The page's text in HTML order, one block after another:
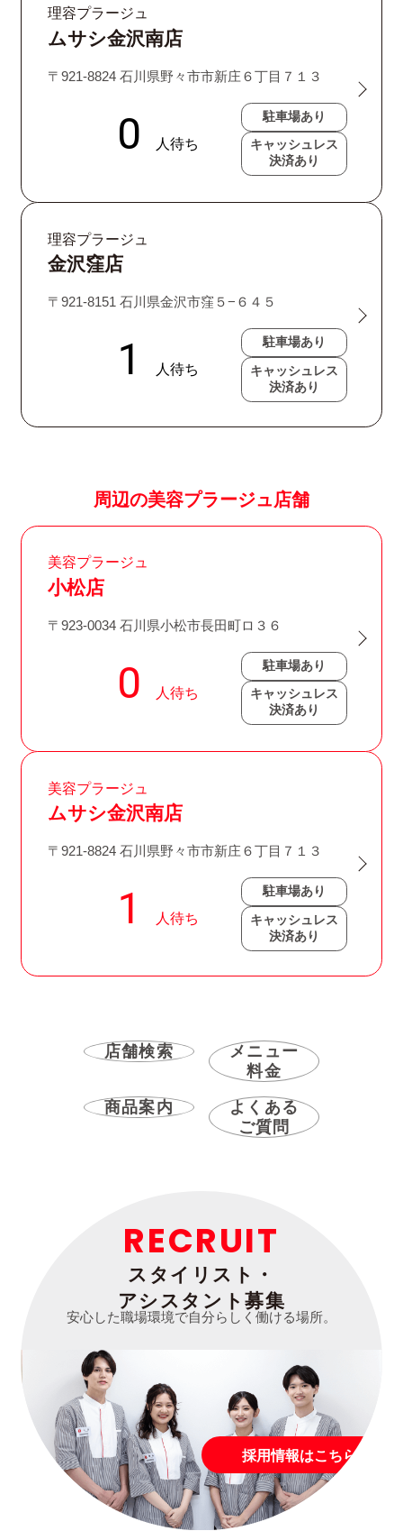
理容プラージュ
ムサシ金沢南店
〒921-8824 石川県野々市市新庄６丁目７１３
駐車場あり
キャッシュレス
決済あり
理容プラージュ
金沢窪店
〒921-8151 石川県金沢市窪５−６４５
駐車場あり
キャッシュレス
決済あり
周辺の美容プラージュ店舗
美容プラージュ
小松店
〒923-0034 石川県小松市長田町ロ３６
駐車場あり
キャッシュレス
決済あり
美容プラージュ
ムサシ金沢南店
〒921-8824 石川県野々市市新庄６丁目７１３
駐車場あり
キャッシュレス
決済あり
店舗検索
メニュー
料金
商品案内
よくある
ご質問
RECRUIT
スタイリスト・
アシスタント募集
安心した職場環境で自分らしく働ける場所。
採用情報はこちら